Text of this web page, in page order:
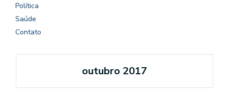
Política
Saúde
Contato
outubro 2017